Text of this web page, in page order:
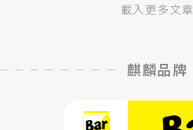
載入更多文章
麒麟品牌